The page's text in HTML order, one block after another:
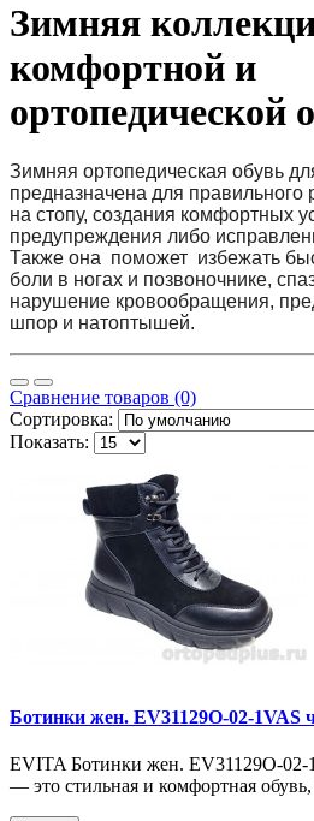
Зимняя
комфортной и
ортопедической
Зимняя ортопедическая обувь
предназначена для правильного
на стопу, создания комфортных
предупреждения либо
Также она поможет избежать
боли в ногах и позвоночнике,
нарушение кровообращения,
шпор и натоптышей.
Сравнение товаров (0)
Сортировка:
Показать:
Ботинки жен. EV31129O-02-1VAS
EVITA Ботинки жен. EV31129O-02-
— это стильная и комфортная обувь,